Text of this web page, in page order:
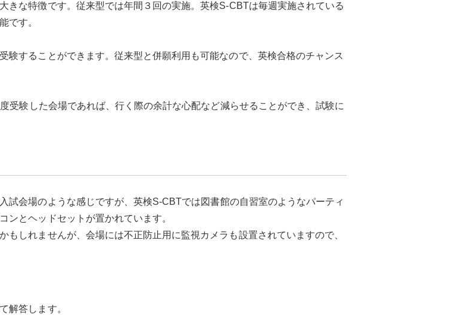
きな特徴です。従来型では年間３回の実施。英検S-CBTは毎週実施されている
です。
験することができます。従来型と併願利用も可能なので、英検合格のチャンス
受験した会場であれば、行く際の余計な心配など減らせることができ、試験に
試会場のような感じですが、英検S-CBTでは図書館の自習室のようなパーティ
ンとヘッドセットが置かれています。
しれませんが、会場には不正防止用に監視カメラも設置されていますので、
解答します。